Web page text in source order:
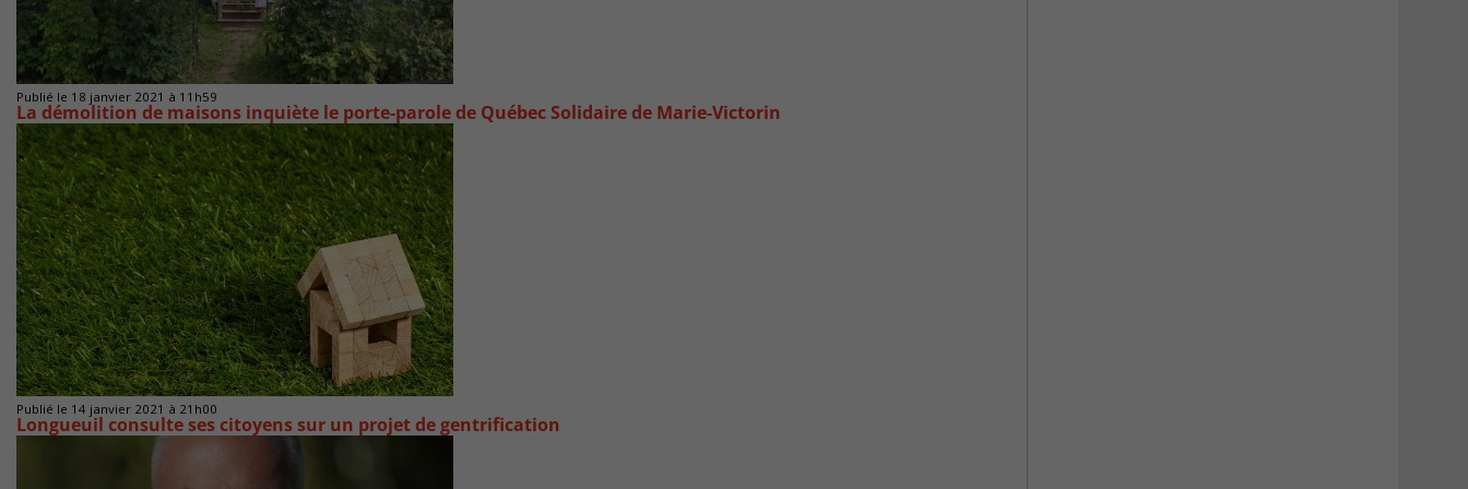
Publié le 18 janvier 2021 à 11h59
La démolition de maisons inquiète le porte-parole de Québec Solidaire de Marie-Victorin
Publié le 14 janvier 2021 à 21h00
Longueuil consulte ses citoyens sur un projet de gentrification